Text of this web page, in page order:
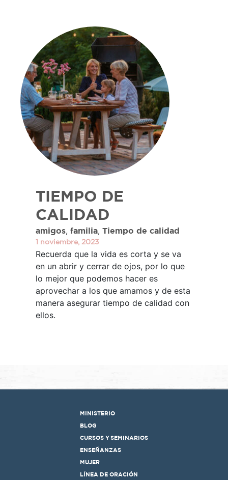
TIEMPO DE
CALIDAD
amigos, familia, Tiempo de calidad
1 noviembre, 2023
Recuerda que la vida es corta y se va
en un abrir y cerrar de ojos, por lo que
lo mejor que podemos hacer es
aprovechar a los que amamos y de esta
manera asegurar tiempo de calidad con
ellos.
MINISTERIO
BLOG
CURSOS Y SEMINARIOS
ENSEÑANZAS
MUJER
LÍNEA DE ORACIÓN